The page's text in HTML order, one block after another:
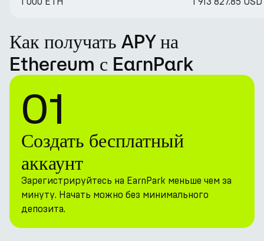
Как получать APY на
Ethereum с EarnPark
01
Создать бесплатный
аккаунт
Зарегистрируйтесь на EarnPark меньше чем за
минуту. Начать можно без минимального
депозита.